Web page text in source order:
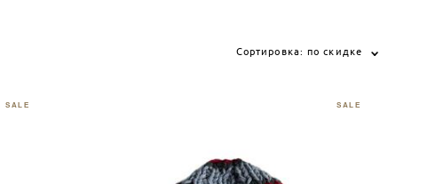
Сортировка: по скидке
SALE SALE